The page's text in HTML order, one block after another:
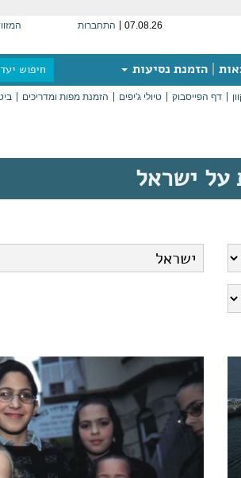
07.08.26 התחברות
הזמנת נסיעות חיפוש
דף הפייסבוק טיולי ג'יפים הזמנת מפות ומדריכים
על ישראל